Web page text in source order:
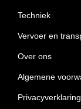
Techniek
Vervoer en
Over ons
Algemene
Privacyverklaring